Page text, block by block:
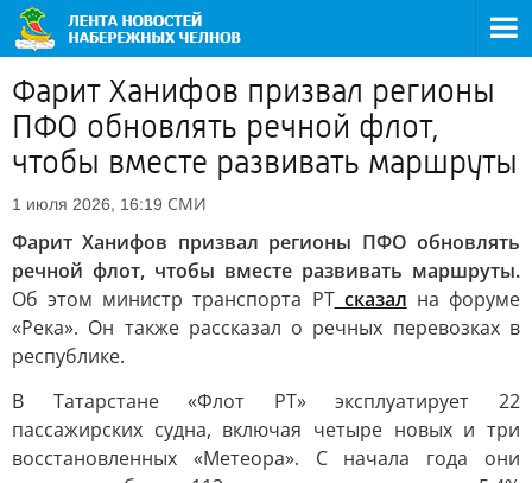
Фарит Ханифов призвал регионы
ПФО обновлять речной флот,
чтобы вместе развивать маршруты
1 июля 2026, 16:19 СМИ
Фарит Ханифов призвал регионы ПФО обновлять
речной флот, чтобы вместе развивать маршруты.
Об этом министр транспорта РТсказал на форуме
«Река». Он также рассказал о речных перевозках в
республике.
В Татарстане «Флот РТ» эксплуатирует 22
пассажирских судна, включая четыре новых и три
восстановленных «Метеора». С начала года они